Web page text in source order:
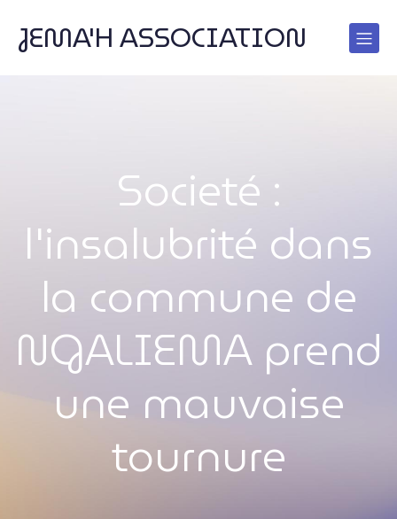
JEMA'H ASSOCIATION
Societé :
l'insalubrité dans
la commune de
NGALIEMA prend
une mauvaise
tournure